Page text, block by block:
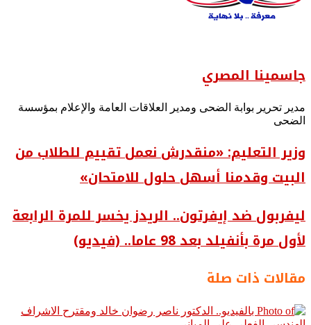
جاسمينا المصري
مدير تحرير بوابة الضحى ومدير العلاقات العامة والإعلام بمؤسسة
الضحى
وزير التعليم: «منقدرش نعمل تقييم للطلاب من
البيت وقدمنا أسهل حلول للامتحان»
ليفربول ضد إيفرتون.. الريدز يخسر للمرة الرابعة
لأول مرة بأنفيلد بعد 98 عاما.. (فيديو)
مقالات ذات صلة